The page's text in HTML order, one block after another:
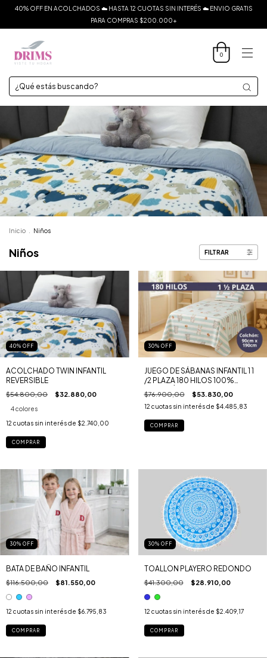
40% OFF EN ACOLCHADOS ☁️ HASTA 12 CUOTAS SIN INTERÉS ☁️ ENVIO GRATIS
PARA COMPRAS $200.000+
0
Inicio Niños
Niños FILTRAR
40% OFF
ACOLCHADO TWIN INFANTIL
REVERSIBLE
$54.800,00 $32.880,00
4 colores
12 cuotas sin interés de $2.740,00
COMPRAR
30% OFF
JUEGO DE SÁBANAS INFANTIL 1 1
/2 PLAZA 180 HILOS 100%
ALGODÓN
$76.900,00 $53.830,00
12 cuotas sin interés de $4.485,83
COMPRAR
30% OFF
BATA DE BAÑO INFANTIL
$116.500,00 $81.550,00
12 cuotas sin interés de $6.795,83
COMPRAR
30% OFF
TOALLON PLAYERO REDONDO
$41.300,00 $28.910,00
12 cuotas sin interés de $2.409,17
COMPRAR